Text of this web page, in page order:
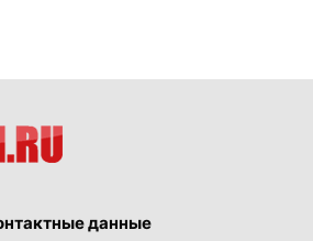
данные